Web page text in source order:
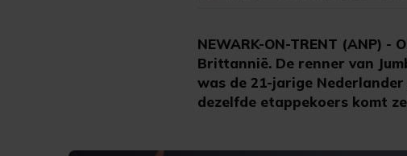
NEWARK-ON-TRENT (ANP)
Brittannië. De renner van
was de 21-jarige
dezelfde etappekoers komt